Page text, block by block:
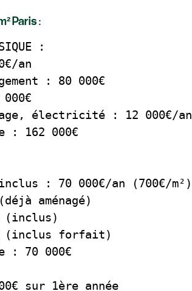
Paris :
:
an
: 80 000€
électricité : 12 000€/an
: 162 000€
: 70 000€/an (700€/m²)
aménagé)
(inclus)
(inclus forfait)
: 70 000€
sur 1ère année